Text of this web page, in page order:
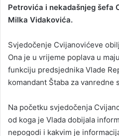
a
i
Petrovića i nekadašnjeg šefa
Milka Vidakovića.
Svjedočenje Cvijanovićeve
Ona je u vrijeme poplava u
funkciju predsjednika Vlade
komandant Štaba za vanredne
Na početku svjedočenja
od koga je Vlada dobijala
nepogodi i kakvim je